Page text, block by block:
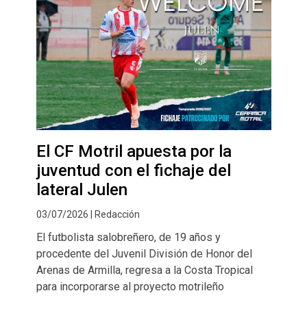
El CF Motril apuesta por la
juventud con el fichaje del
lateral Julen
03/07/2026 | Redacción
El futbolista salobreñero, de 19 años y
procedente del Juvenil División de Honor del
Arenas de Armilla, regresa a la Costa Tropical
para incorporarse al proyecto motrileño